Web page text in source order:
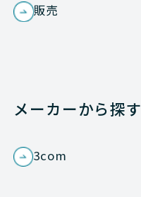
販売
メーカーから探す
3com